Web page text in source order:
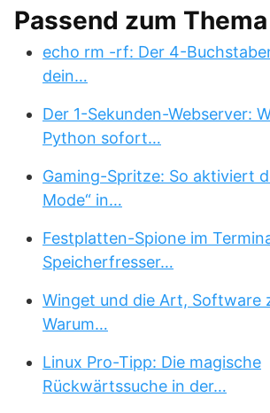
Passend zum
echo rm -rf: Der 4-
dein…
Der 1-Sekunden-Webserver:
Python sofort…
Gaming-Spritze: So aktiviert
Mode“ in…
Festplatten-Spione im
Speicherfresser…
Winget und die Art, Software
Warum…
Linux Pro-Tipp: Die magische
Rückwärtssuche in der…